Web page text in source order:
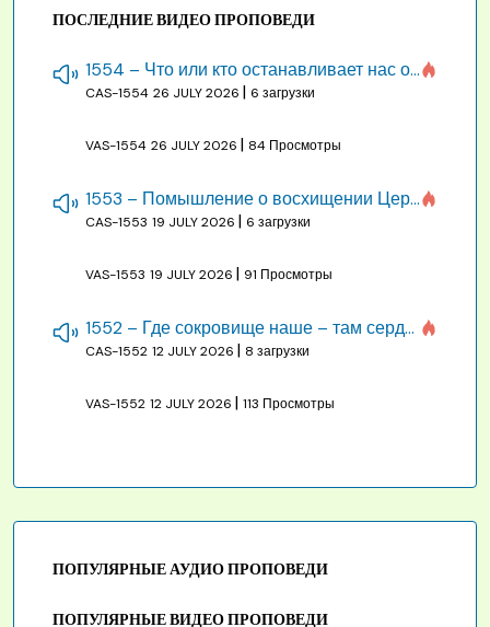
ПОСЛЕДНИЕ ВИДЕО ПРОПОВЕДИ
1554 – Что или кто останавливает нас от созидания строения Божия
CAS-1554 26 JULY 2026 | 6 загрузки
VAS-1554 26 JULY 2026 | 84 Просмотры
1553 – Помышление о восхищении Церкви на бракосочетании, во всякое время
CAS-1553 19 JULY 2026 | 6 загрузки
VAS-1553 19 JULY 2026 | 91 Просмотры
1552 – Где сокровище наше – там сердце, там помышления
CAS-1552 12 JULY 2026 | 8 загрузки
VAS-1552 12 JULY 2026 | 113 Просмотры
ПОПУЛЯРНЫЕ АУДИО ПРОПОВЕДИ
ПОПУЛЯРНЫЕ ВИДЕО ПРОПОВЕДИ